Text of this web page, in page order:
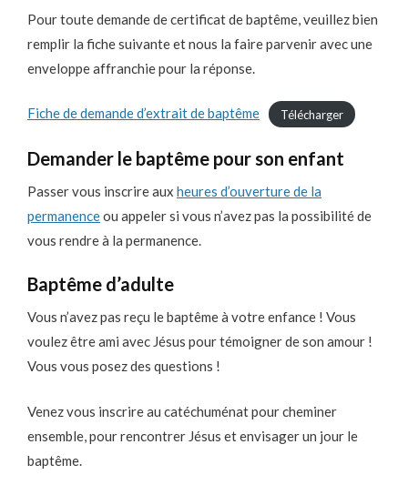
Pour toute demande de certificat de baptême, veuillez bien
remplir la fiche suivante et nous la faire parvenir avec une
enveloppe affranchie pour la réponse.
Fiche de demande d’extrait de baptême Télécharger
Demander le baptême pour son enfant
Passer vous inscrire aux heures d’ouverture de la
permanenceou appeler si vous n’avez pas la possibilité de
vous rendre à la permanence.
Baptême d’adulte
Vous n’avez pas reçu le baptême à votre enfance ! Vous
voulez être ami avec Jésus pour témoigner de son amour !
Vous vous posez des questions !
Venez vous inscrire au catéchuménat pour cheminer
ensemble, pour rencontrer Jésus et envisager un jour le
baptême.